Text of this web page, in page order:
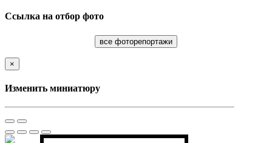
Ссылка на отбор фото
все фоторепортажи
×
Изменить миниатюру